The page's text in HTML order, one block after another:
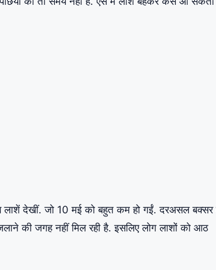
लाशें देखीं. जो 10 मई को बहुत कम हो गईं. दरअसल
की जगह नहीं मिल रही है. इसलिए लोग लाशों को आठ